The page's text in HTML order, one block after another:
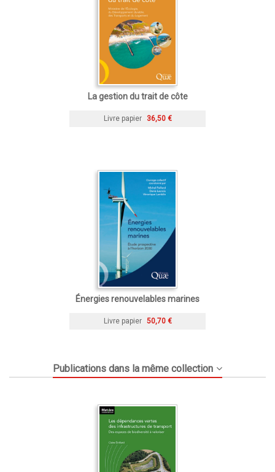
La gestion du trait de côte
Livre papier 36,50 €
Énergies renouvelables marines
Livre papier 50,70 €
Publications dans la même collection